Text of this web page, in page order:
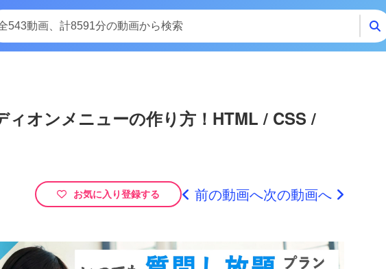
Video
、タブ（tab）が複数あっても対応可能なコードを書きましょう。
、CSSの指定による見た目の変更…
のタグ、「dialog（ダイアログ）タグ」を活用した実装！全２回 前編
ィオンメニューの作り方！HTML / CSS /
お気に入り登録する 前の動画へ次の動画へ